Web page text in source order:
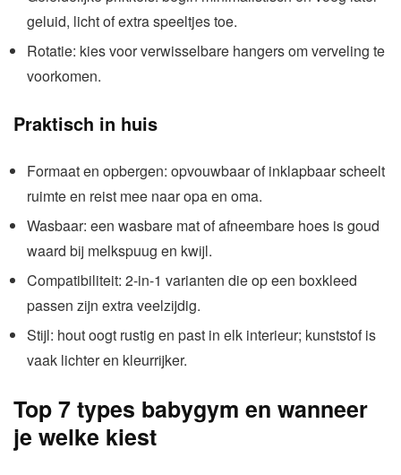
geluid, licht of extra speeltjes toe.
Rotatie: kies voor verwisselbare hangers om verveling te
voorkomen.
Praktisch in huis
Formaat en opbergen: opvouwbaar of inklapbaar scheelt
ruimte en reist mee naar opa en oma.
Wasbaar: een wasbare mat of afneembare hoes is goud
waard bij melkspuug en kwijl.
Compatibiliteit: 2-in-1 varianten die op een boxkleed
passen zijn extra veelzijdig.
Stijl: hout oogt rustig en past in elk interieur; kunststof is
vaak lichter en kleurrijker.
Top 7 types babygym en wanneer
je welke kiest